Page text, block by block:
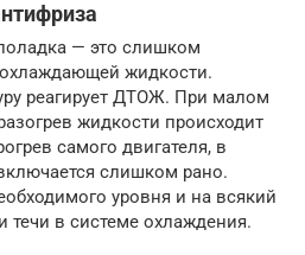
— это слишком
жидкости.
реагирует ДТОЖ. При малом
жидкости происходит
самого двигателя, в
слишком рано.
уровня и на всякий
течи в системе охлаждения.